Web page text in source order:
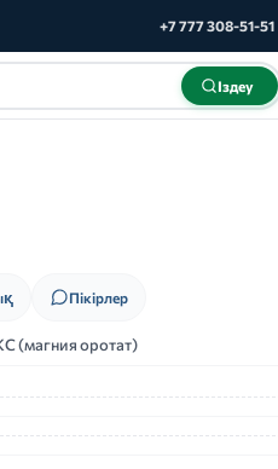
+7 777 308-51-51
Іздеу
Пікірлер
(магния оротат)